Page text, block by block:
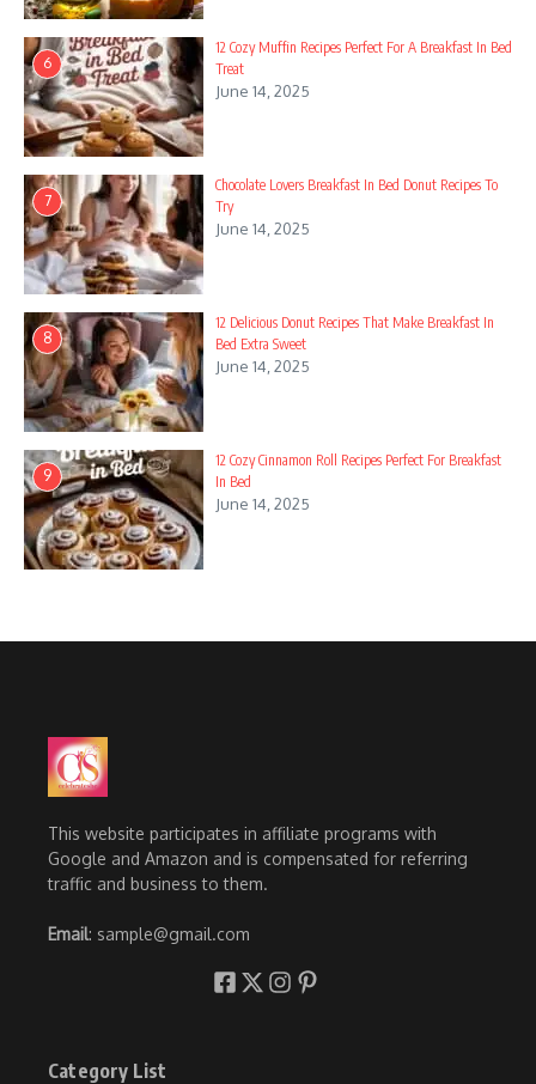
6
12 Cozy Muffin Recipes Perfect For A Breakfast In Bed
Treat
June 14, 2025
7
Chocolate Lovers Breakfast In Bed Donut Recipes To
Try
June 14, 2025
8
12 Delicious Donut Recipes That Make Breakfast In
Bed Extra Sweet
June 14, 2025
9
12 Cozy Cinnamon Roll Recipes Perfect For Breakfast
In Bed
June 14, 2025
This website participates in affiliate programs with
Google and Amazon and is compensated for referring
traffic and business to them.
Email: sample@gmail.com
Category List